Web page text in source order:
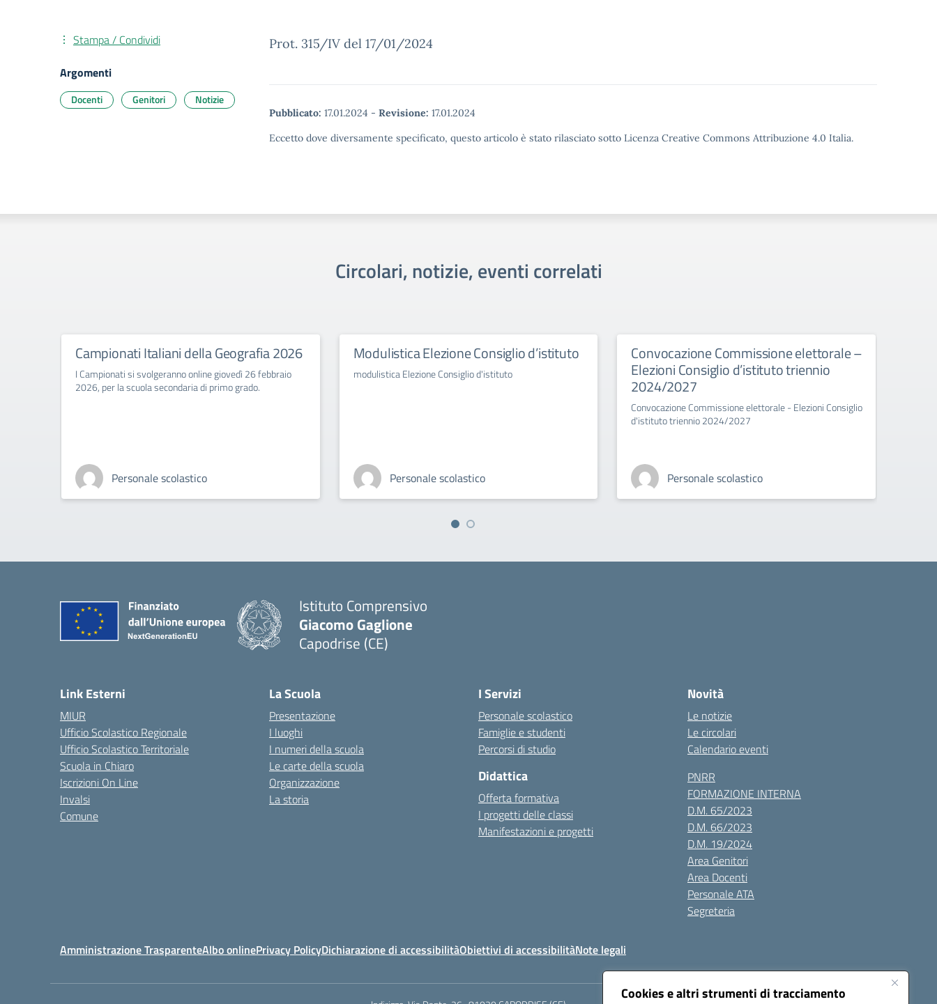
Cookies e altri strumenti di tracciamento
Prot. 315/IV del 17/01/2024
Pubblicato: 17.01.2024 - Revisione: 17.01.2024
Eccetto dove diversamente specificato, questo articolo è stato rilasciato sotto Licenza Creative Commons Attribuzione 4.0 Italia.
Stampa / Condividi
Argomenti
Docenti Genitori Notizie
Circolari, notizie, eventi correlati
Campionati Italiani della Geografia 2026
I Campionati si svolgeranno online giovedì 26 febbraio
2026, per la scuola secondaria di primo grado.
Personale scolastico
Modulistica Elezione Consiglio d’istituto
modulistica Elezione Consiglio d'istituto
Personale scolastico
Convocazione Commissione elettorale –
Elezioni Consiglio d’istituto triennio
2024/2027
Convocazione Commissione elettorale - Elezioni Consiglio
d'istituto triennio 2024/2027
Personale scolastico
Istituto Comprensivo
Giacomo Gaglione
Capodrise (CE)
Link Esterni
MIUR
Ufficio Scolastico Regionale
Ufficio Scolastico Territoriale
Scuola in Chiaro
Iscrizioni On Line
Invalsi
Comune
La Scuola
Presentazione
I luoghi
I numeri della scuola
Le carte della scuola
Organizzazione
La storia
I Servizi
Personale scolastico
Famiglie e studenti
Percorsi di studio
Didattica
Offerta formativa
I progetti delle classi
Manifestazioni e progetti
Novità
Le notizie
Le circolari
Calendario eventi
PNRR
FORMAZIONE INTERNA
D.M. 65/2023
D.M. 66/2023
D.M. 19/2024
Area Genitori
Area Docenti
Personale ATA
Segreteria
Amministrazione TrasparenteAlbo onlinePrivacy PolicyDichiarazione di accessibilitàObiettivi di accessibilitàNote legali